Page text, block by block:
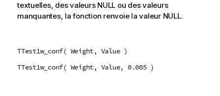
textuelles, des valeurs NULL ou des valeurs
manquantes, la fonction renvoie la valeur NULL.
TTest1w_conf( Weight, Value )
TTest1w_conf( Weight, Value, 0.005 )